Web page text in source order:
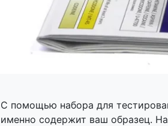
С помощью набора для
именно содержит ваш образец.